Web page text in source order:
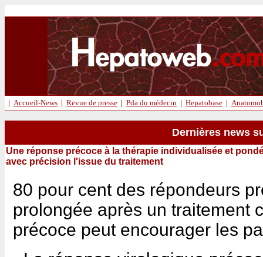
| Accueil-News | Revue de presse | Pda du médecin | Hepatobase |
Dernières news
Une réponse précoce à la thérapie individualisée et
avec précision l'issue du traitement
80 pour cent des répondeurs
prolongée après un traitement
précoce peut encourager les